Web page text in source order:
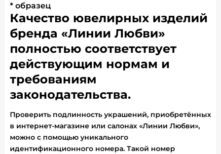
* образец
Качество ювелирных изделий
бренда «Линии Любви»
полностью соответствует
действующим нормам и
требованиям
законодательства.
Проверить подлинность украшений, приобретённых
в интернет-магазине или салонах «Линии Любви»,
можно с помощью уникального
идентификационного номера. Такой номер